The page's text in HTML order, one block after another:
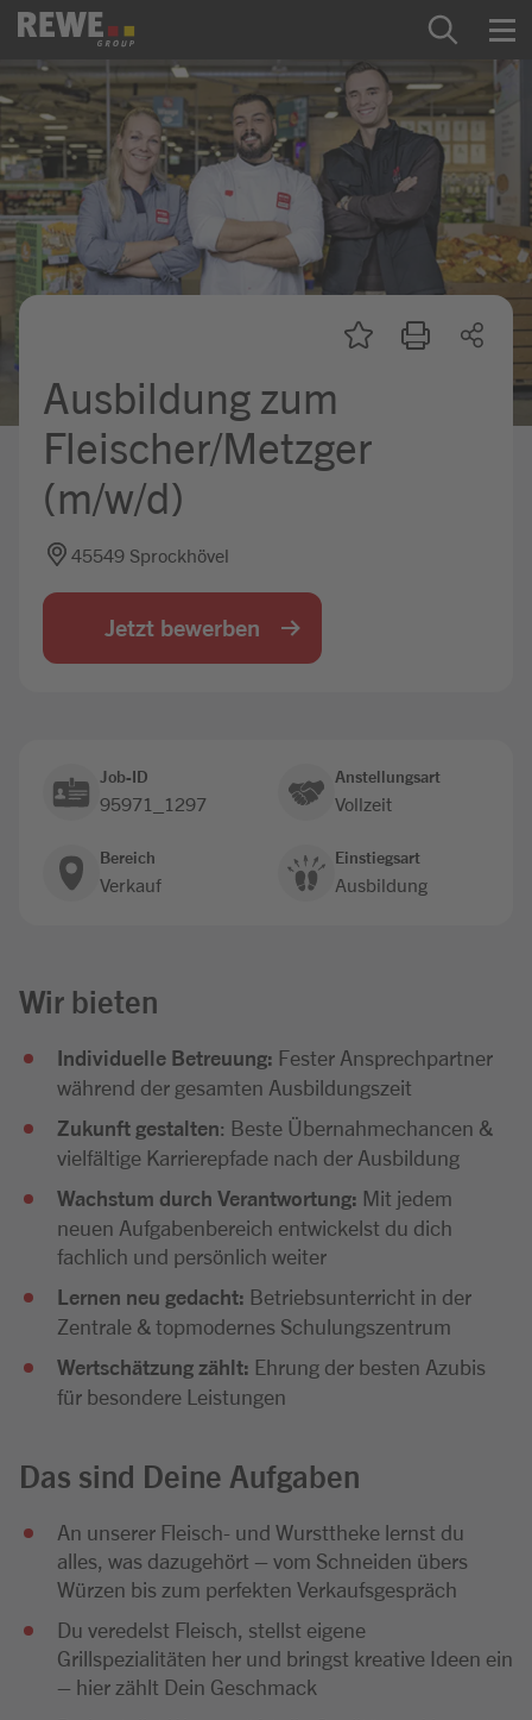
Zum Inhalt springen
Startseite
REWE Group als Arbeitgeber
Ausbildung & Studium
Praktikum & Werkstudium
Mein Kandidat:innenprofil
Jobbörse
Ausbildung zum
Fleischer/Metzger
(m/w/d)
45549 Sprockhövel
Jetzt bewerben
Job-ID
95971_1297
Anstellungsart
Vollzeit
Bereich
Verkauf
Einstiegsart
Ausbildung
Wir bieten
Individuelle Betreuung: Fester Ansprechpartner
während der gesamten Ausbildungszeit
Zukunft gestalten: Beste Übernahmechancen &
vielfältige Karrierepfade nach der Ausbildung
Wachstum durch Verantwortung: Mit jedem
neuen Aufgabenbereich entwickelst du dich
fachlich und persönlich weiter
Lernen neu gedacht: Betriebsunterricht in der
Zentrale & topmodernes Schulungszentrum
Wertschätzung zählt: Ehrung der besten Azubis
für besondere Leistungen
Das sind Deine Aufgaben
An unserer Fleisch- und Wursttheke lernst du
alles, was dazugehört – vom Schneiden übers
Würzen bis zum perfekten Verkaufsgespräch
Du veredelst Fleisch, stellst eigene
Grillspezialitäten her und bringst kreative Ideen ein
– hier zählt Dein Geschmack